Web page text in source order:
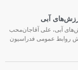
آبی
آبی، علی آقاجان‌محب
روابط عمومی فدراسیون